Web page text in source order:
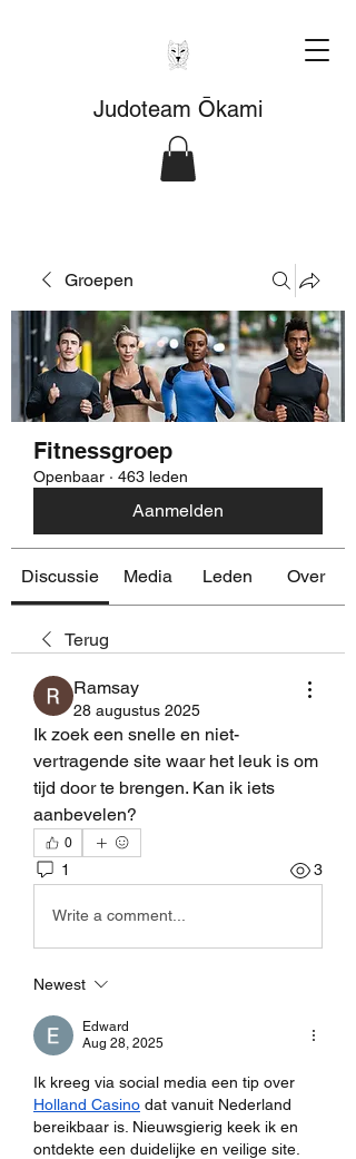
Judoteam Ōkami
Groepen
Fitnessgroep
Openbaar · 463 leden
Aanmelden
Discussie Media Leden Over
Terug
Ramsay
28 augustus 2025
Ik zoek een snelle en niet-
vertragende site waar het leuk is om
tijd door te brengen. Kan ik iets
aanbevelen?
0
1 3
Write a comment...
Newest
Edward
Aug 28, 2025
Holland Casino dat vanuit Nederland
bereikbaar is. Nieuwsgierig keek ik en
ontdekte een duidelijke en veilige site.